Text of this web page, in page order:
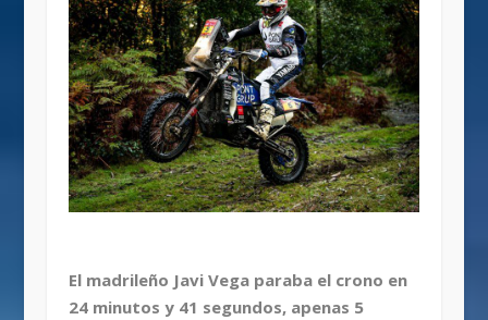
El madrileño Javi Vega paraba el crono en
24 minutos y 41 segundos, apenas 5